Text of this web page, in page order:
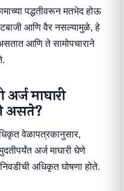
पद्धतीवरून मतभेद होऊ
आणि वैर नसल्यामुळे, हे
आणि ते सामोपचाराने
माघारी
असते?
वेळापत्रकानुसार,
अर्ज माघारी घेणे
अधिकृत घोषणा होते.